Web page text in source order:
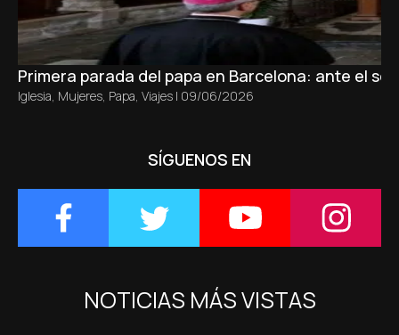
Primera parada del papa en Barcelona: ante el
Iglesia, Mujeres, Papa, Viajes | 09/06/2026
SÍGUENOS EN
NOTICIAS MÁS VISTAS